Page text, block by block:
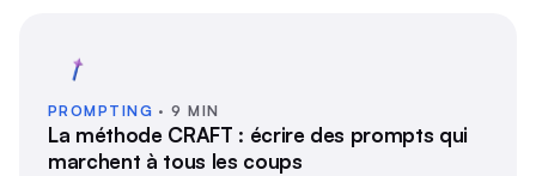
PROMPTING · 9 MIN
La méthode CRAFT : écrire des prompts qui
marchent à tous les coups